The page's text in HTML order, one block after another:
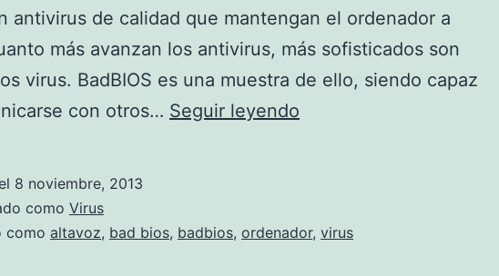
antivirus de calidad que mantengan el ordenador a
más avanzan los antivirus, más sofisticados son
virus. BadBIOS es una muestra de ello, siendo capaz
con otros… Seguir leyendo
se
8 noviembre, 2013
como Virus
como altavoz, bad bios, badbios, ordenador, virus